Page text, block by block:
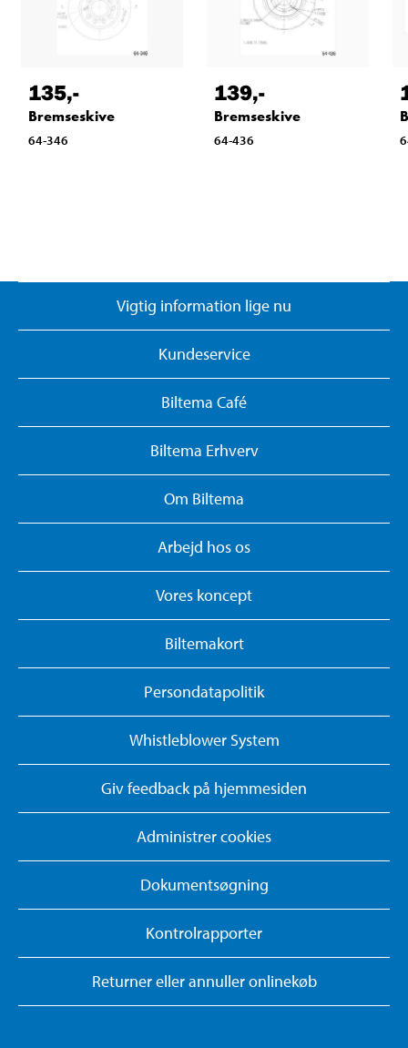
135,-
Bremseskive
64-346
139,-
Bremseskive
64-436
Vigtig information lige nu
Kundeservice
Biltema Café
Biltema Erhverv
Om Biltema
Arbejd hos os
Vores koncept
Biltemakort
Persondatapolitik
Whistleblower System
Giv feedback på hjemmesiden
Administrer cookies
Dokumentsøgning
Kontrolrapporter
Returner eller annuller onlinekøb